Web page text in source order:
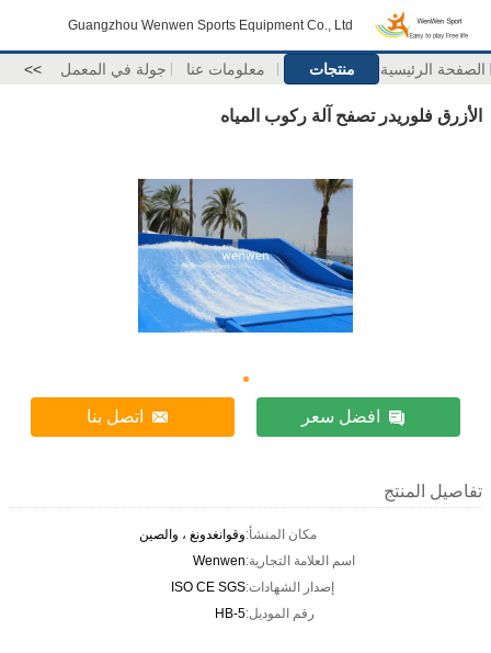
Guangzhou Wenwen Sports Equipment Co., Ltd
الصفحة الرئيسية منتجات معلومات عنا جولة في المعمل >>
الأزرق فلوريدر تصفح آلة ركوب المياه
افضل سعر اتصل بنا
تفاصيل المنتج
مكان المنشأ:وقوانغدونغ ، والصين
اسم العلامة التجارية:Wenwen
إصدار الشهادات:ISO CE SGS
رقم الموديل:HB-5